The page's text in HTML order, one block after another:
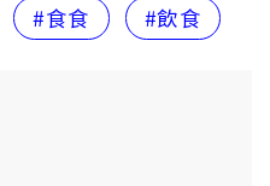
#食食 #飲食